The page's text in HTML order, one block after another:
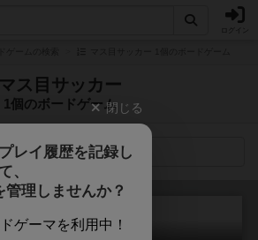
マス目サッカー
1個のボードゲーム
検索メニュー
閉じる
レイ履歴を記録し
て、
管理しませんか？
ゲーマを利用中！